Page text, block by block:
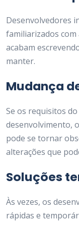
Desenvolvedores
familiarizados com
acabam
manter.
Mudança
Se os requisitos
desenvolvimento,
pode se tornar
alterações que
Soluções
Às vezes, os
rápidas e